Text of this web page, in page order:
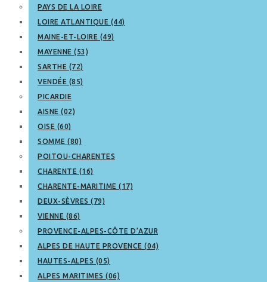
PAYS DE LA LOIRE
LOIRE ATLANTIQUE (44)
MAINE-ET-LOIRE (49)
MAYENNE (53)
SARTHE (72)
VENDÉE (85)
PICARDIE
AISNE (02)
OISE (60)
SOMME (80)
POITOU-CHARENTES
CHARENTE (16)
CHARENTE-MARITIME (17)
DEUX-SÈVRES (79)
VIENNE (86)
PROVENCE-ALPES-CÔTE D’AZUR
ALPES DE HAUTE PROVENCE (04)
HAUTES-ALPES (05)
ALPES MARITIMES (06)